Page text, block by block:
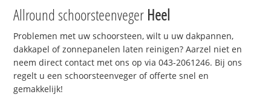
Allround schoorsteenveger Heel
Problemen met uw schoorsteen, wilt u uw dakpannen,
dakkapel of zonnepanelen laten reinigen? Aarzel niet en
neem direct contact met ons op via 043-2061246. Bij ons
regelt u een schoorsteenveger of offerte snel en
gemakkelijk!